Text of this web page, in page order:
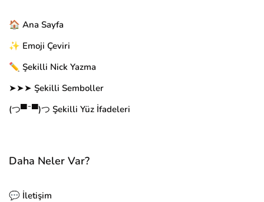
🏠 Ana Sayfa
✨ Emoji Çeviri
✏️ Şekilli Nick Yazma
➤➤➤ Şekilli Semboller
(つ▀¯▀)つ Şekilli Yüz İfadeleri
Daha Neler Var?
💬 İletişim